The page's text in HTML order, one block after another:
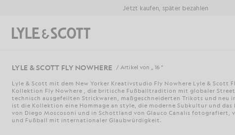
Jetzt kaufen, später bezahlen
Suchen
LYLE & SCOTT FLY NOWHERE / Artikel von „ 16 “
Lyle & Scott mit dem New Yorker Kreativstudio Fly Nowhere Lyle & Scott
Kollektion Fly Nowhere , die britische Fußballtradition mit globaler
technisch ausgefeilten Strickwaren, maßgeschneiderten Trikots und neu
ist die Kollektion eine Hommage an style, die moderne Subkultur und das
von Diego Moscosoni und in Schottland von Glauco Canalis fotografiert,
und Fußball mit internationaler Glaubwürdigkeit.